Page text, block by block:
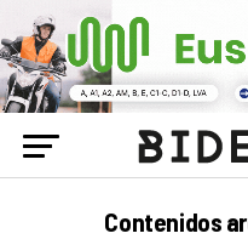
Contenidos